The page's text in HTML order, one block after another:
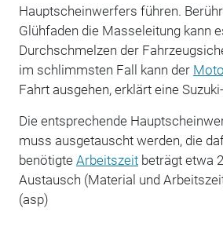
Hauptscheinwerfers führen.
Glühfaden die Masseleitung kann
Durchschmelzen der
im schlimmsten Fall kann der
Fahrt ausgehen, erklärt eine
Die entsprechende
muss ausgetauscht werden, die
benötigte Arbeitszeitbeträgt etwa
Austausch (Material und
(asp)